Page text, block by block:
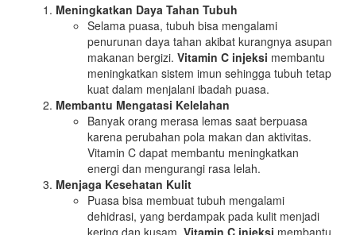
Meningkatkan Daya Tahan Tubuh
Selama puasa, tubuh bisa mengalami
penurunan daya tahan akibat kurangnya asupan
makanan bergizi. Vitamin C injeksi membantu
meningkatkan sistem imun sehingga tubuh tetap
kuat dalam menjalani ibadah puasa.
Membantu Mengatasi Kelelahan
Banyak orang merasa lemas saat berpuasa
karena perubahan pola makan dan aktivitas.
Vitamin C dapat membantu meningkatkan
energi dan mengurangi rasa lelah.
Menjaga Kesehatan Kulit
Puasa bisa membuat tubuh mengalami
dehidrasi, yang berdampak pada kulit menjadi
kering dan kusam. Vitamin C injeksi membantu